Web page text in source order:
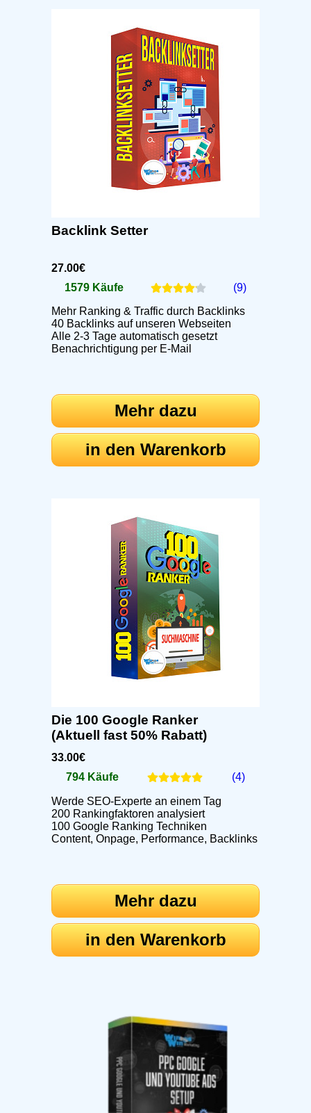
Backlink Setter
27.00€
1579 Käufe
(9)
Mehr Ranking & Traffic durch Backlinks
40 Backlinks auf unseren Webseiten
Alle 2-3 Tage automatisch gesetzt
Benachrichtigung per E-Mail
Mehr dazu
in den Warenkorb
Die 100 Google Ranker
(Aktuell fast 50% Rabatt)
33.00€
794 Käufe
(4)
Werde SEO-Experte an einem Tag
200 Rankingfaktoren analysiert
100 Google Ranking Techniken
Content, Onpage, Performance, Backlinks
Mehr dazu
in den Warenkorb